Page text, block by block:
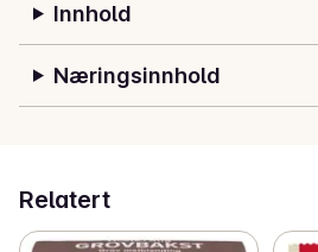
Innhold
Næringsinnhold
Relatert